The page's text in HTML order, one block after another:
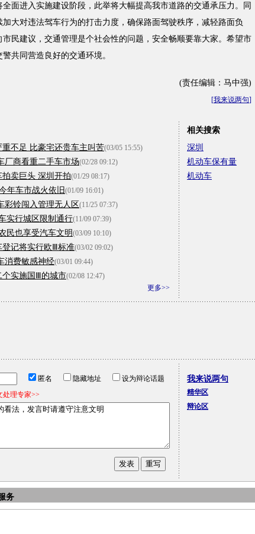
面进入实施建设阶段，此举将大幅提高我市道路的交通承压力。同
加大对违法驾车行为的打击力度，确保路面驾驶秩序，减轻路面负
市民建议，交通管理是个社会性的问题，安全畅顺要靠大家。希望市
共同营造良好的交通环境。
(责任编辑：马中强)
[我来说两句]
不足 比豪宅还贵车主叫苦(03/05 15:55)
厂商看重二手车市场(02/28 09:12)
卖巨头 深圳开拍(01/29 08:17)
年车市战火依旧(01/09 16:01)
彩铃闯入管理无人区(11/25 07:37)
实行城区限制通行(11/09 07:39)
民也享受汽车文明(03/09 10:10)
登记将实行欧Ⅲ标准(03/02 09:02)
消费敏感神经(03/01 09:44)
个实施国Ⅲ的城市(02/08 12:47)
更多>>
相关搜索
深圳
机动车保有量
机动车
匿名 隐藏地址
设为辩论话题
处理专家>>
我来说两句
精华区
辩论区
务